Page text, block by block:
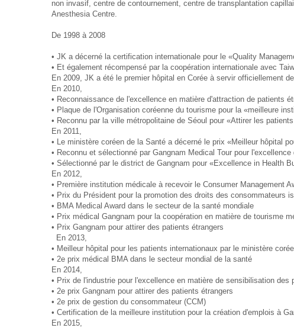
non invasif, centre de contournement, centre de transplantation
Anesthesia Centre.
De 1998 à 2008
• JK a décerné la certification internationale pour le «Quality
• Et également récompensé par la coopération internationale avec
En 2009, JK a été le premier hôpital en Corée à servir officiellement
En 2010,
• Reconnaissance de l'excellence en matière d'attraction de patients
• Plaque de l'Organisation coréenne du tourisme pour la «meilleure
• Reconnu par la ville métropolitaine de Séoul pour «Attirer les
En 2011,
• Le ministère coréen de la Santé a décerné le prix «Meilleur hôpital
• Reconnu et sélectionné par Gangnam Medical Tour pour
• Sélectionné par le district de Gangnam pour «Excellence in Health
En 2012,
• Première institution médicale à recevoir le Consumer Management
• Prix du Président pour la promotion des droits des consommateurs
• BMA Medical Award dans le secteur de la santé mondiale
• Prix médical Gangnam pour la coopération en matière de tourisme
• Prix Gangnam pour attirer des patients étrangers
En 2013,
• Meilleur hôpital pour les patients internationaux par le ministère
• 2e prix médical BMA dans le secteur mondial de la santé
En 2014,
• Prix de l'industrie pour l'excellence en matière de sensibilisation
• 2e prix Gangnam pour attirer des patients étrangers
• 2e prix de gestion du consommateur (CCM)
• Certification de la meilleure institution pour la création d'emplois à
En 2015,